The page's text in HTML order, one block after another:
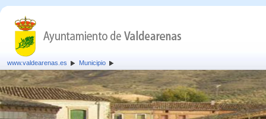
www.valdearenas.es Municipio